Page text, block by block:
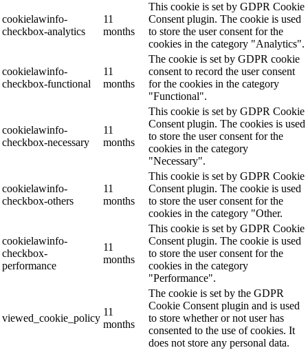
cookielawinfo-
checkbox-analytics
11
months
This cookie is set by GDPR Cookie
Consent plugin. The cookie is used
to store the user consent for the
cookies in the category "Analytics".
cookielawinfo-
checkbox-functional
11
months
The cookie is set by GDPR cookie
consent to record the user consent
for the cookies in the category
"Functional".
cookielawinfo-
checkbox-necessary
11
months
This cookie is set by GDPR Cookie
Consent plugin. The cookies is used
to store the user consent for the
cookies in the category
"Necessary".
cookielawinfo-
checkbox-others
11
months
This cookie is set by GDPR Cookie
Consent plugin. The cookie is used
to store the user consent for the
cookies in the category "Other.
cookielawinfo-
checkbox-
performance
11
months
This cookie is set by GDPR Cookie
Consent plugin. The cookie is used
to store the user consent for the
cookies in the category
"Performance".
viewed_cookie_policy
11
months
The cookie is set by the GDPR
Cookie Consent plugin and is used
to store whether or not user has
consented to the use of cookies. It
does not store any personal data.